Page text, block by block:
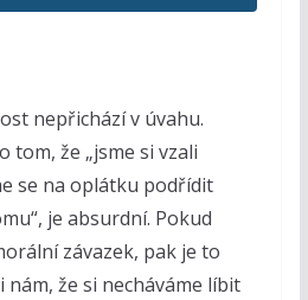
nepřichází v úvahu.
tom, že „jsme si vzali
se na oplátku podřídit
je absurdní. Pokud
závazek, pak je to
nám, že si necháváme líbit